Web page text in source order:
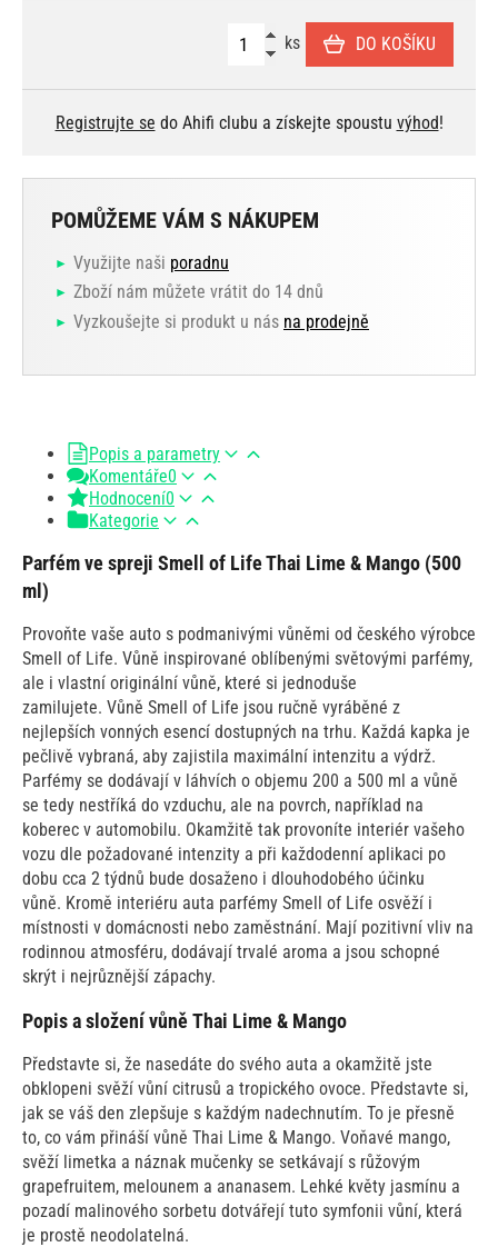
ks DO KOŠÍKU
Registrujte se do Ahifi clubu a získejte spoustu výhod!
POMŮŽEME VÁM S NÁKUPEM
Využijte naši poradnu
Zboží nám můžete vrátit do 14 dnů
Vyzkoušejte si produkt u nás na prodejně
Popis a parametry
Komentáře0
Hodnocení0
Kategorie
Parfém ve spreji Smell of Life Thai Lime & Mango (500
ml)
Provoňte vaše auto s podmanivými vůněmi od českého výrobce
Smell of Life. Vůně inspirované oblíbenými světovými parfémy,
ale i vlastní originální vůně, které si jednoduše
zamilujete. Vůně Smell of Life jsou ručně vyráběné z
nejlepších vonných esencí dostupných na trhu. Každá kapka je
pečlivě vybraná, aby zajistila maximální intenzitu a výdrž.
Parfémy se dodávají v láhvích o objemu 200 a 500 ml a vůně
se tedy nestříká do vzduchu, ale na povrch, například na
koberec v automobilu. Okamžitě tak provoníte interiér vašeho
vozu dle požadované intenzity a při každodenní aplikaci po
dobu cca 2 týdnů bude dosaženo i dlouhodobého účinku
vůně. Kromě interiéru auta parfémy Smell of Life osvěží i
místnosti v domácnosti nebo zaměstnání. Mají pozitivní vliv na
rodinnou atmosféru, dodávají trvalé aroma a jsou schopné
skrýt i nejrůznější zápachy.
Popis a složení vůně Thai Lime & Mango
Představte si, že nasedáte do svého auta a okamžitě jste
obklopeni svěží vůní citrusů a tropického ovoce. Představte si,
jak se váš den zlepšuje s každým nadechnutím. To je přesně
to, co vám přináší vůně Thai Lime & Mango. Voňavé mango,
svěží limetka a náznak mučenky se setkávají s růžovým
grapefruitem, melounem a ananasem. Lehké květy jasmínu a
pozadí malinového sorbetu dotvářejí tuto symfonii vůní, která
je prostě neodolatelná.